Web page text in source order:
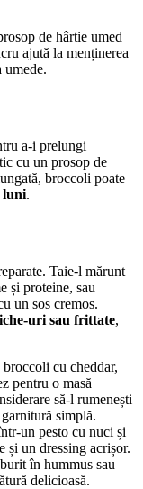
de hârtie umed
ajută la menținerea
umede.
a-i prelungi
cu un prosop de
broccoli poate
luni.
Taie-l mărunt
și proteine, sau
un sos cremos.
uri sau frittate,
cu cheddar,
pentru o masă
să-l rumenești
simplă.
un pesto cu nuci și
și un dressing acrișor.
în hummus sau
delicioasă.